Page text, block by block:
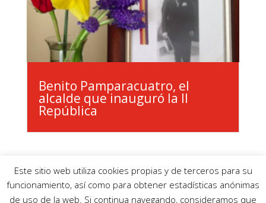
Benito Pamparacuatro, el
alcalde que inauguró la II
República
Este sitio web utiliza cookies propias y de terceros para su
funcionamiento, así como para obtener estadísticas anónimas
de uso de la web. Si continua navegando, consideramos que